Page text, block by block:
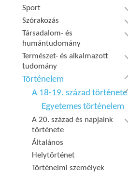
Sport
Szórakozás
Társadalom- és
humántudomány
Természet- és alkalmazott
tudomány
Történelem
A 18-19. század története
Egyetemes történelem
A 20. század és napjaink
története
Általános
Helytörténet
Történelmi személyek